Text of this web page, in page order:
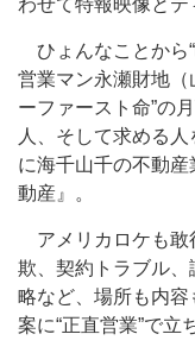
わせて特報映像とテ
ひょんなことから
営業マン永瀬財地（
ーファースト命”の
人、そして求める
に海千山千の不動
動産』。
アメリカロケも敢
欺、契約トラブル
略など、場所も内
案に“正直営業”で立